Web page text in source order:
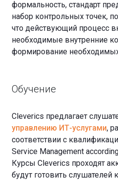
формальность, стандарт
набор контрольных точек,
что действующий процесс
необходимые внутренние
формирование
Обучение
Cleverics предлагает
управлению ИТ-услугами,
соответствии с
Service Management
Курсы Cleverics проходят
будут готовить